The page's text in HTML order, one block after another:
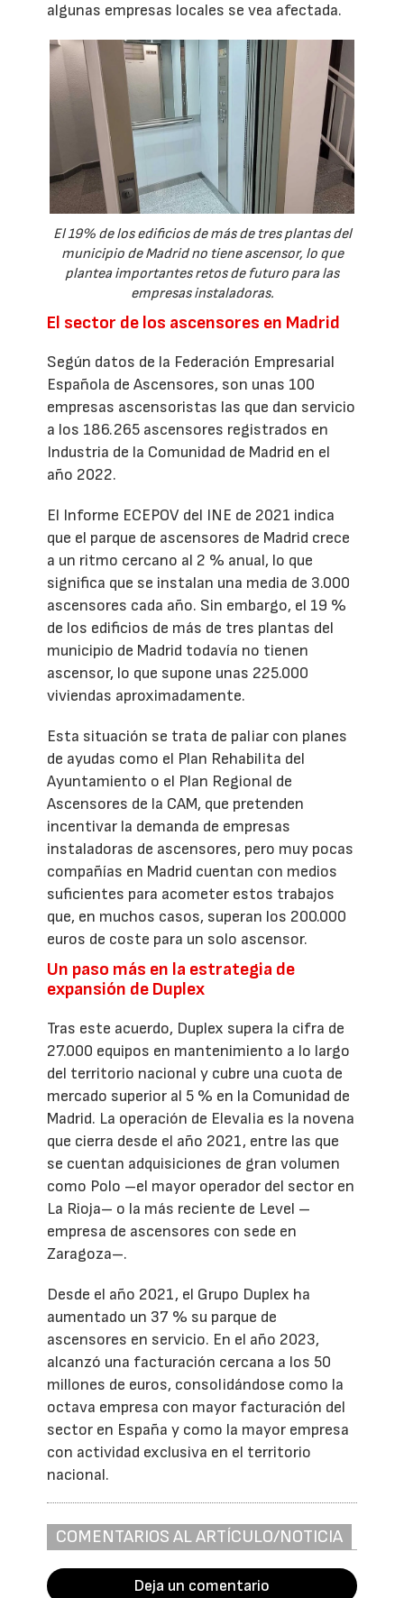
algunas empresas locales se vea afectada.
El 19% de los edificios de más de tres plantas del
municipio de Madrid no tiene ascensor, lo que
plantea importantes retos de futuro para las
empresas instaladoras.
El sector de los ascensores en Madrid
Según datos de la Federación Empresarial
Española de Ascensores, son unas 100
empresas ascensoristas las que dan servicio
a los 186.265 ascensores registrados en
Industria de la Comunidad de Madrid en el
año 2022.
El Informe ECEPOV del INE de 2021 indica
que el parque de ascensores de Madrid crece
a un ritmo cercano al 2 % anual, lo que
significa que se instalan una media de 3.000
ascensores cada año. Sin embargo, el 19 %
de los edificios de más de tres plantas del
municipio de Madrid todavía no tienen
ascensor, lo que supone unas 225.000
viviendas aproximadamente.
Esta situación se trata de paliar con planes
de ayudas como el Plan Rehabilita del
Ayuntamiento o el Plan Regional de
Ascensores de la CAM, que pretenden
incentivar la demanda de empresas
instaladoras de ascensores, pero muy pocas
compañías en Madrid cuentan con medios
suficientes para acometer estos trabajos
que, en muchos casos, superan los 200.000
euros de coste para un solo ascensor.
Un paso más en la estrategia de
expansión de Duplex
Tras este acuerdo, Duplex supera la cifra de
27.000 equipos en mantenimiento a lo largo
del territorio nacional y cubre una cuota de
mercado superior al 5 % en la Comunidad de
Madrid. La operación de Elevalia es la novena
que cierra desde el año 2021, entre las que
se cuentan adquisiciones de gran volumen
como Polo –el mayor operador del sector en
La Rioja– o la más reciente de Level –
empresa de ascensores con sede en
Zaragoza–.
Desde el año 2021, el Grupo Duplex ha
aumentado un 37 % su parque de
ascensores en servicio. En el año 2023,
alcanzó una facturación cercana a los 50
millones de euros, consolidándose como la
octava empresa con mayor facturación del
sector en España y como la mayor empresa
con actividad exclusiva en el territorio
nacional.
COMENTARIOS AL ARTÍCULO/NOTICIA
Deja un comentario